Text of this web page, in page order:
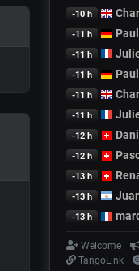
-10 h
-11 h Paul
-11 h
-11 h
-11 h
-11 h
-12 h
-12 h
-13 h
-13 h
-13 h
Welcome
TangoLink